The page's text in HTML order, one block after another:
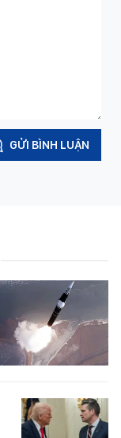
GỬI BÌNH LUẬN